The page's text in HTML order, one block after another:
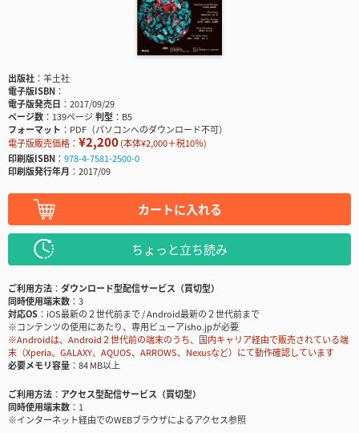
出版社
羊土社
電子版ISBN
電子版発売日
2017/09/29
ページ数
139ページ判型
B5
フォーマット
PDF（パソコンへのダウンロード不可）
電子版販売価格： ¥2,200(本体¥2,000＋税10％)
印刷版ISBN
978-4-7581-2500-0
印刷版発行年月
2017/09
カートに入れる
ちょっと立ち読み
ご利用方法
ダウンロード型配信サービス（買切型）
同時使用端末数
3
対応OS
iOS最新の２世代前まで / Android最新の２世代前まで
※コンテンツの使用にあたり、専用ビューアisho.jpが必要
※Androidは、Android２世代前の端末のうち、国内キャリア経由で販売されている端
末（Xperia、GALAXY、AQUOS、ARROWS、Nexusなど）にて動作確認しています
必要メモリ容量
84 MB以上
ご利用方法
アクセス型配信サービス（買切型）
同時使用端末数
1
※インターネット経由でのWEBブラウザによるアクセス参照